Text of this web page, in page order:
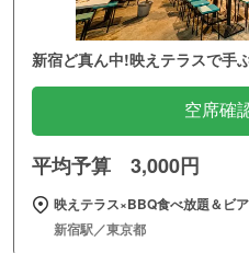
新宿ど真ん中!映えテラスで手
空席確
平均予算 3,000円
映えテラス×BBQ食べ放題＆ビ
新宿駅／東京都